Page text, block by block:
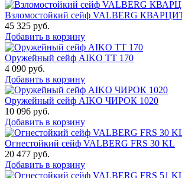
Взломостойкий сейф VALBERG
45 325 руб.
Добавить в корзину
Оружейный сейф AIKO TT 170
4 090 руб.
Добавить в корзину
Оружейный сейф AIKO ЧИРОК 1020
10 096 руб.
Добавить в корзину
Огнестойкий сейф VALBERG FRS 30 KL
20 477 руб.
Добавить в корзину